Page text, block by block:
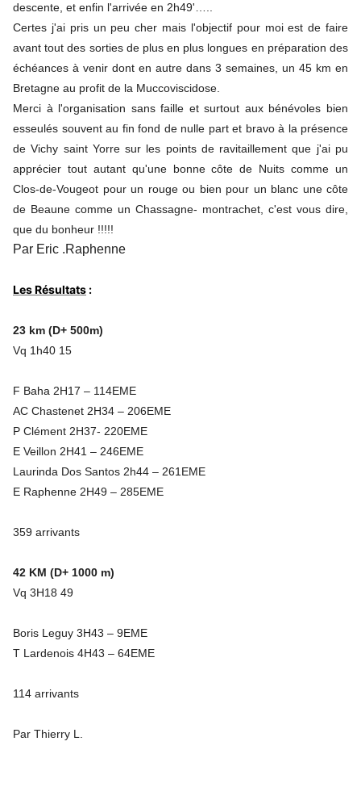
descente, et enfin l'arrivée en 2h49'…..
Certes j'ai pris un peu cher mais l'objectif pour moi est de faire
avant tout des sorties de plus en plus longues en préparation des
échéances à venir dont en autre dans 3 semaines, un 45 km en
Bretagne au profit de la Muccoviscidose.
Merci à l'organisation sans faille et surtout aux bénévoles bien
esseulés souvent au fin fond de nulle part et bravo à la présence
de Vichy saint Yorre sur les points de ravitaillement que j'ai pu
apprécier tout autant qu'une bonne côte de Nuits comme un
Clos-de-Vougeot pour un rouge ou bien pour un blanc une côte
de Beaune comme un Chassagne- montrachet, c'est vous dire,
que du bonheur !!!!!
Par Eric .Raphenne
Les Résultats :
23 km (D+ 500m)
Vq 1h40 15
F Baha 2H17 – 114EME
AC Chastenet 2H34 – 206EME
P Clément 2H37- 220EME
E Veillon 2H41 – 246EME
Laurinda Dos Santos 2h44 – 261EME
E Raphenne 2H49 – 285EME
359 arrivants
42 KM (D+ 1000 m)
Vq 3H18 49
Boris Leguy 3H43 – 9EME
T Lardenois 4H43 – 64EME
114 arrivants
Par Thierry L.